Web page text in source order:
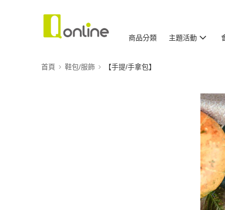
商品分類 主題活動
首頁 鞋包/服飾 【手提/手拿包】